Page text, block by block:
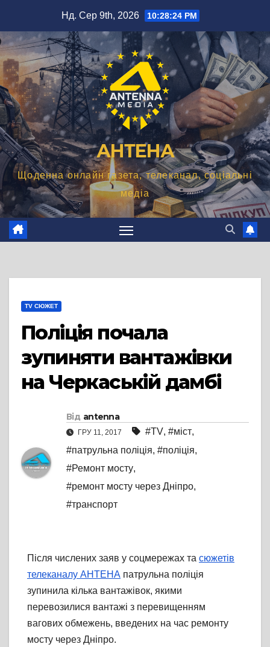
вмісту
Нд. Сер 9th, 2026 10:28:25 PM
АНТЕНА
Щоденна онлайн газета, телеканал, соціальні
медіа
TV СЮЖЕТ
Поліція почала
зупиняти вантажівки
на Черкаській дамбі
Від antenna
ГРУ 11, 2017 #TV, #міст,
#патрульна поліція, #поліція,
#Ремонт мосту,
#ремонт мосту через Дніпро,
#транспорт
Після числених заяв у соцмережах та сюжетів
телеканалу АНТЕНА патрульна поліція
зупинила кілька вантажівок, якими
перевозилися вантажі з перевищенням
вагових обмежень, введених на час ремонту
мосту через Дніпро.